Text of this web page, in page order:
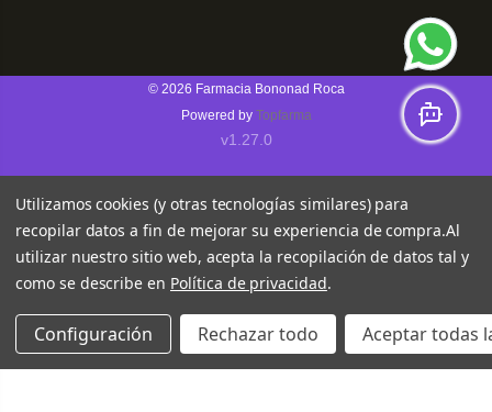
© 2026 Farmacia Bononad Roca
Powered by Topfarma
v1.27.0
Utilizamos cookies (y otras tecnologías similares) para
recopilar datos a fin de mejorar su experiencia de compra.Al
utilizar nuestro sitio web, acepta la recopilación de datos tal y
como se describe en Política de privacidad.
Configuración Rechazar todo Aceptar todas